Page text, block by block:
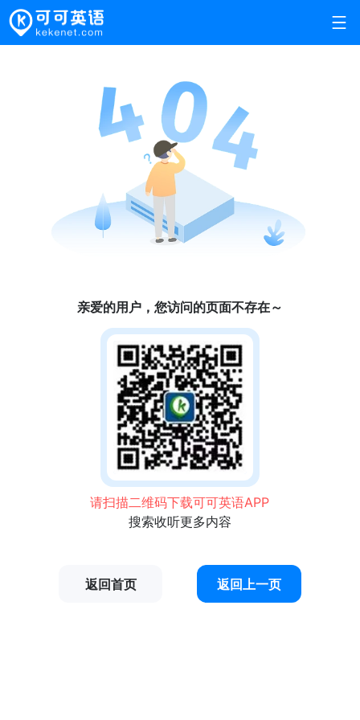
亲爱的用户，您访问的页面不存在～
请扫描二维码下载可可英语APP
搜索收听更多内容
返回首页 返回上一页